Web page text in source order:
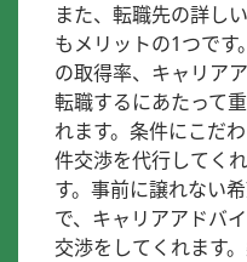
また、転職先の詳し
もメリットの1つで
の取得率、キャリア
転職するにあたって
れます。条件にこだ
件交渉を代行してく
す。事前に譲れない
で、キャリアアドバ
交渉をしてくれます